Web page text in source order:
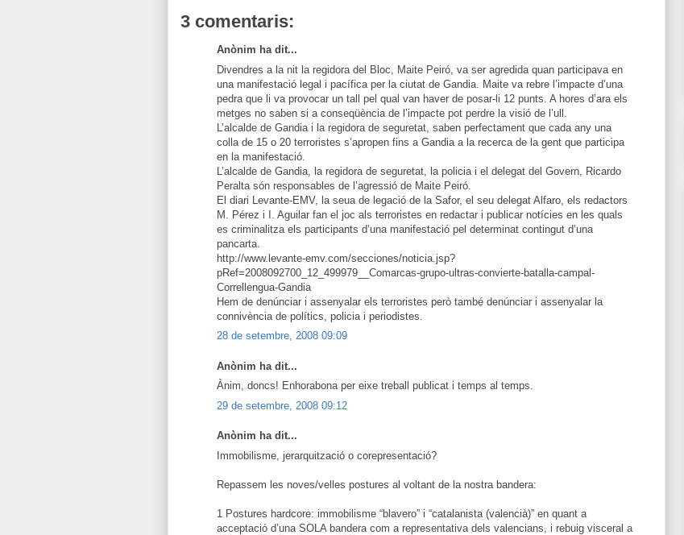
3 comentaris:
Anònim ha dit...
Divendres a la nit la regidora del Bloc, Maite Peiró, va ser agredida quan participava en
una manifestació legal i pacífica per la ciutat de Gandia. Maite va rebre l’impacte d’una
pedra que li va provocar un tall pel qual van haver de posar-li 12 punts. A hores d’ara els
metges no saben si a conseqüència de l’impacte pot perdre la visió de l’ull.
L’alcalde de Gandia i la regidora de seguretat, saben perfectament que cada any una
colla de 15 o 20 terroristes s’apropen fins a Gandia a la recerca de la gent que participa
en la manifestació.
L’alcalde de Gandia, la regidora de seguretat, la policia i el delegat del Govern, Ricardo
Peralta són responsables de l’agressió de Maite Peiró.
El diari Levante-EMV, la seua de legació de la Safor, el seu delegat Alfaro, els redactors
M. Pérez i I. Aguilar fan el joc als terroristes en redactar i publicar notícies en les quals
es criminalitza els participants d’una manifestació pel determinat contingut d’una
pancarta.
http://www.levante-emv.com/secciones/noticia.jsp?
pRef=2008092700_12_499979__Comarcas-grupo-ultras-convierte-batalla-campal-
Correllengua-Gandia
Hem de denúnciar i assenyalar els terroristes però també denúnciar i assenyalar la
connivència de polítics, policia i periodistes.
28 de setembre, 2008 09:09
Anònim ha dit...
Ànim, doncs! Enhorabona per eixe treball publicat i temps al temps.
29 de setembre, 2008 09:12
Anònim ha dit...
Immobilisme, jerarquització o corepresentació?
Repassem les noves/velles postures al voltant de la nostra bandera:
1 Postures hardcore: immobilisme “blavero” i “catalanista (valencià)” en quant a
acceptació d’una SOLA bandera com a representativa dels valencians, i rebuig visceral a